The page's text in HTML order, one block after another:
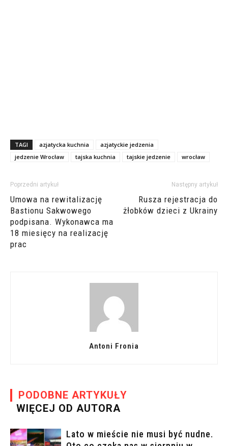
TAGI azjatycka kuchnia
azjatyckie jedzenia
jedzenie Wrocław
tajska kuchnia tajskie jedzenie wrocław
Poprzedni artykuł
Umowa na rewitalizację
Bastionu Sakwowego
podpisana. Wykonawca ma
18 miesięcy na realizację
prac
Następny artykuł
Rusza rejestracja do
żłobków dzieci z Ukrainy
Antoni Fronia
PODOBNE ARTYKUŁY
WIĘCEJ OD AUTORA
Lato w mieście nie musi być nudne.